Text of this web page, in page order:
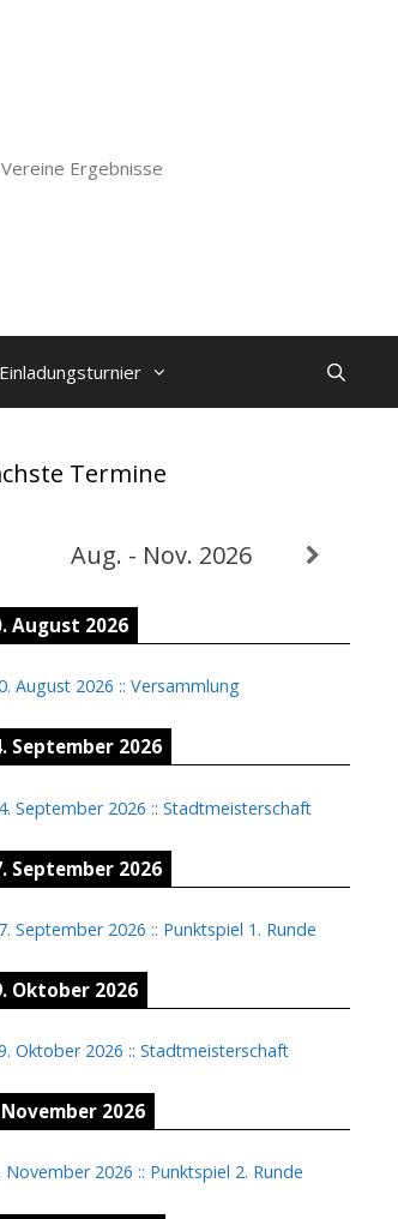
Ergebnisse
Termine
Aug. - Nov. 2026
August 2026
August 2026 :: Versammlung
September 2026
September 2026 :: Stadtmeisterschaft
September 2026
September 2026 :: Punktspiel 1. Runde
Oktober 2026
Oktober 2026 :: Stadtmeisterschaft
2026
November 2026 :: Punktspiel 2. Runde